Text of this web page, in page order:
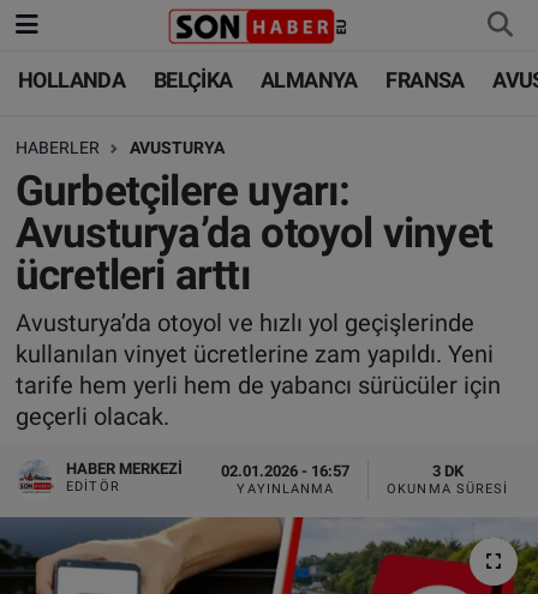
HOLLANDA BELÇİKA ALMANYA FRANSA
HABERLER AVUSTURYA
Gurbetçilere uyarı:
Avusturya’da otoyol vinyet
ücretleri arttı
Avusturya’da otoyol ve hızlı yol geçişlerinde
kullanılan vinyet ücretlerine zam yapıldı. Yeni
tarife hem yerli hem de yabancı sürücüler için
geçerli olacak.
HABER MERKEZI
EDITÖR
02.01.2026 - 16:57
YAYINLANMA
3 DK
OKUNMA SÜRESI
HOLLANDA
BELÇİKA
ALMANYA
FRANSA
AVUSTURYA
SAĞLIK - YAŞAM
BİLİM-TEKNOLOJİ
HOLLANDA
BELÇİKA
ALMANYA
TÜRKİYE
DÜNYA
BİLİM-TEKNOLOJİ
SAĞLIK
FOTO GALERİ
VIDEO GALERİ
Nöbetçi Eczaneler
Hava Durumu
Trafik Durumu
Süper Lig Puan Durumu ve Fikstür
Tüm Manşetler
Son Dakika Haberleri
Haber Arşivi